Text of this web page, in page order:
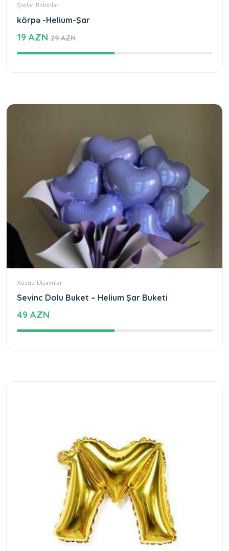
Şarlar, Balonlar
körpə -Helium-Şar
19 AZN 29 AZN
Xüsusi Dizaynlar
Sevinc Dolu Buket – Helium Şar Buketi
49 AZN